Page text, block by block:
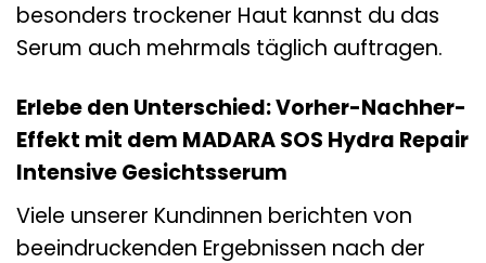
besonders trockener Haut kannst du das
Serum auch mehrmals täglich auftragen.
Erlebe den Unterschied: Vorher-Nachher-
Effekt mit dem MADARA SOS Hydra Repair
Intensive Gesichtsserum
Viele unserer Kundinnen berichten von
beeindruckenden Ergebnissen nach der